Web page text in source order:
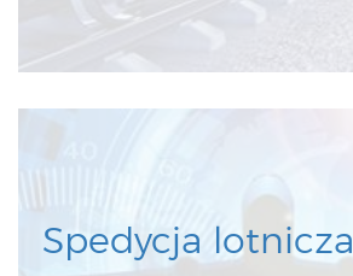
Spedycja lotnicza